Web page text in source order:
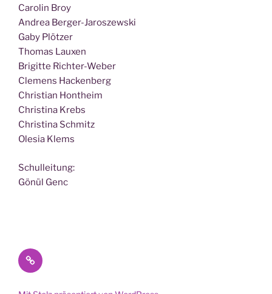
Caro­lin Broy
Andrea Berger-Jaroszewski
Gaby Plötzer
Tho­mas Lauxen
Bri­git­te Richter-Weber
Cle­mens Hackenberg
Chris­ti­an Hontheim
Chris­ti­na Krebs
Chris­ti­na Schmitz
Ole­sia Klems
Schul­lei­tung:
Gönül Genc
Datenschutz